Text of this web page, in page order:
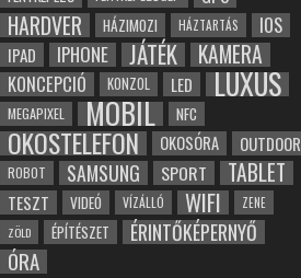
HARDVER HÁZIMOZI HÁZTARTÁS IOS
IPAD IPHONE JÁTÉK KAMERA
KONCEPCIÓ KONZOL LED LUXUS
MEGAPIXEL MOBIL NFC
OKOSTELEFON OKOSÓRA OUTDOOR
ROBOT SAMSUNG SPORT TABLET
TESZT VIDEÓ VÍZÁLLÓ WIFI
ZENE
ZÖLD
ÉPÍTÉSZET ÉRINTŐKÉPERNYŐ
ÓRA